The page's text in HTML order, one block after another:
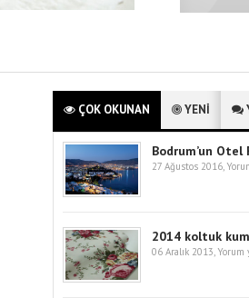
ÇOK OKUNAN YENİ
Bodrum’un Otel
27 Ağustos 2016,
2014 koltuk
06 Aralık 2013, Yorum